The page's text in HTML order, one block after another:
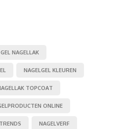
GEL NAGELLAK
NAGELGEL KLEUREN
TOPCOAT
ONLINE
NAGELVERF